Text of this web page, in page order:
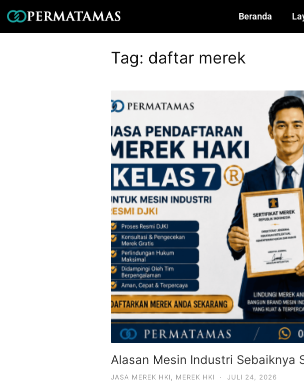
Beranda
Tag: daftar merek
Alasan Mesin Industri Sebaiknya
JASA MEREK HKI, MEREK HKI · JULI 24, 2026